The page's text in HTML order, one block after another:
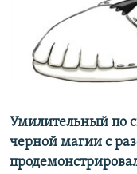
ПОБЕДИТЕЛЕЙ НЕ
КРЫМ.НЕПОКОРЕННЫЙ
ELIFBE
ПРИСОЕДИНЯЙТЕСЬ!
Все сайты RFE/RL
Умилительный по
черной магии с